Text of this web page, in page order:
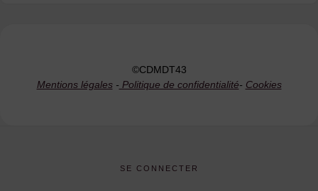
©CDMDT43
Mentions légales- Politique de confidentialité- Cookies
SE CONNECTER